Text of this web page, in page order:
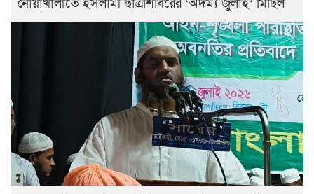
নোয়াখালীতে ইসলামী ছাত্রশিবিরের ‘অদম্য জুলাই’ মিছিল